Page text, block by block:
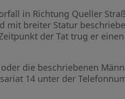
in Richtung Queller
mit breiter Statur
der Tat trug er
die beschriebenen
14 unter der